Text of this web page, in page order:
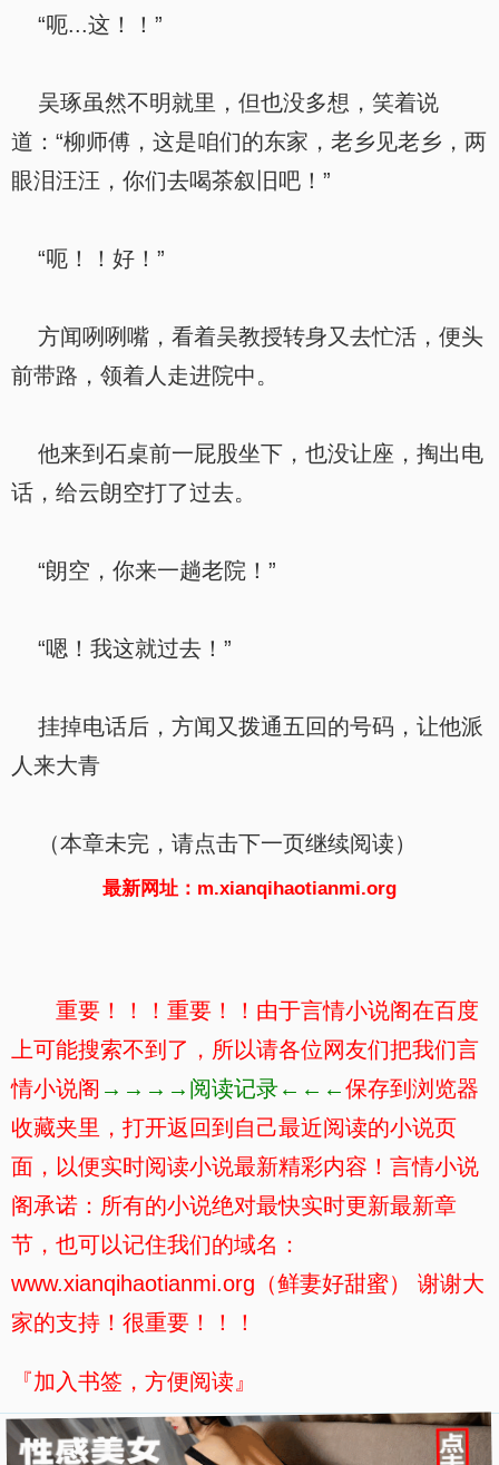
“呃...这！！”
吴琢虽然不明就里，但也没多想，笑着说
道：“柳师傅，这是咱们的东家，老乡见老乡，两
眼泪汪汪，你们去喝茶叙旧吧！”
“呃！！好！”
方闻咧咧嘴，看着吴教授转身又去忙活，便头
前带路，领着人走进院中。
他来到石桌前一屁股坐下，也没让座，掏出电
话，给云朗空打了过去。
“朗空，你来一趟老院！”
“嗯！我这就过去！”
挂掉电话后，方闻又拨通五回的号码，让他派
人来大青
（本章未完，请点击下一页继续阅读）
最新网址：m.xianqihaotianmi.org
重要！！！重要！！由于言情小说阁在百度
上可能搜索不到了，所以请各位网友们把我们言
情小说阁 →→→→阅读记录←←←保存到浏览器
收藏夹里，打开返回到自己最近阅读的小说页
面，以便实时阅读小说最新精彩内容！言情小说
阁承诺：所有的小说绝对最快实时更新最新章
节，也可以记住我们的域名：
www.xianqihaotianmi.org（鲜妻好甜蜜） 谢谢大
家的支持！很重要！！！
『加入书签，方便阅读』